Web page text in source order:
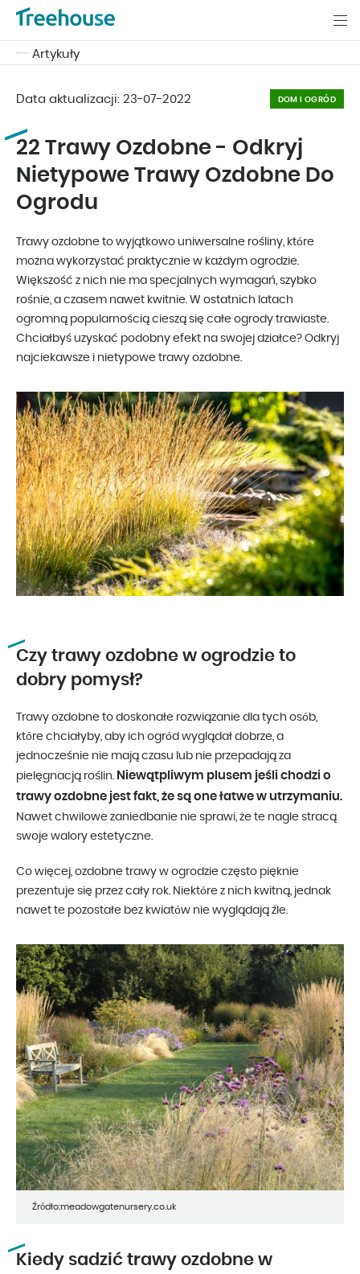
Artykuły
Data aktualizacji: 23-07-2022 DOM I OGRÓD
22 Trawy Ozdobne - Odkryj
Nietypowe Trawy Ozdobne Do
Ogrodu
Trawy ozdobne to wyjątkowo uniwersalne rośliny, które
można wykorzystać praktycznie w każdym ogrodzie.
Większość z nich nie ma specjalnych wymagań, szybko
rośnie, a czasem nawet kwitnie. W ostatnich latach
ogromną popularnością cieszą się całe ogrody trawiaste.
Chciałbyś uzyskać podobny efekt na swojej działce? Odkryj
najciekawsze i nietypowe trawy ozdobne.
Czy trawy ozdobne w ogrodzie to
dobry pomysł?
Trawy ozdobne to doskonałe rozwiązanie dla tych osób,
które chciałyby, aby ich ogród wyglądał dobrze, a
jednocześnie nie mają czasu lub nie przepadają za
pielęgnacją roślin. Niewątpliwym plusem jeśli chodzi o
trawy ozdobne jest fakt, że są one łatwe w utrzymaniu.
Nawet chwilowe zaniedbanie nie sprawi, że te nagle stracą
swoje walory estetyczne.
Co więcej, ozdobne trawy w ogrodzie często pięknie
prezentuje się przez cały rok. Niektóre z nich kwitną, jednak
nawet te pozostałe bez kwiatów nie wyglądają źle.
Źródło:meadowgatenursery.co.uk
Kiedy sadzić trawy ozdobne w